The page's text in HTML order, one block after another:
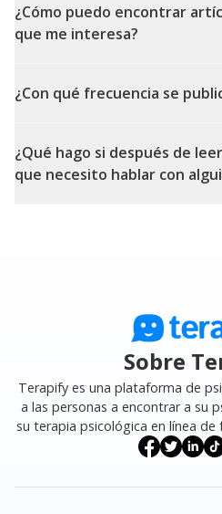
¿Cómo puedo encontrar
que me interesa?
¿Con qué frecuencia se
¿Qué hago si después de
que necesito hablar con
Sobre
Terapify es una plataforma de
a las personas a encontrar a su
su terapia psicológica en línea